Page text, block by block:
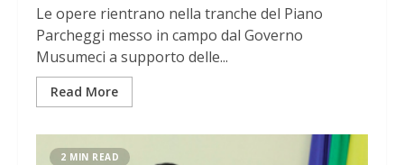
Le opere rientrano nella tranche del Piano
Parcheggi messo in campo dal Governo
Musumeci a supporto delle...
Read More
2 MIN READ